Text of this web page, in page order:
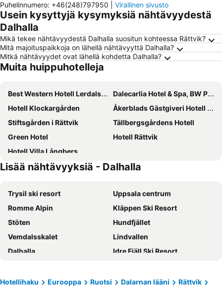
Puhelinnumero: +46(248)797950 Virallinen sivusto
Usein kysyttyjä kysymyksiä nähtävyydestä
Dalhalla
Mikä tekee nähtävyydestä Dalhalla suositun kohteessa Rättvik?
Mitä majoituspaikkoja on lähellä nähtävyyttä Dalhalla?
Mitkä nähtävyydet ovat lähellä kohdetta Dalhalla?
Muita huippuhotelleja
Best Western Hotell Lerdalshoejden
Dalecarlia Hotel & Spa, BW Premier Collection
Hotell Klockargården
Åkerblads Gästgiveri Hotell Spa
Stiftsgården i Rättvik
Tällbergsgårdens Hotell
Green Hotel
Hotell Rättvik
Hotell Villa Långbers
Lisää nähtävyyksiä - Dalhalla
Trysil ski resort
Uppsala centrum
Romme Alpin
Kläppen Ski Resort
Stöten
Hundfjället
Vemdalsskalet
Lindvallen
Dalhalla
Idre Fjäll Ski Resort
Järvsöbacken
Furuviksparken
Hotellihaku Eurooppa Ruotsi Dalarnan lääni
Rättvik